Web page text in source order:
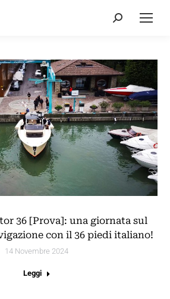
Cerca:
36 [Prova]: una giornata sul
con il 36 piedi italiano!
14 Novembre 2024
Leggi